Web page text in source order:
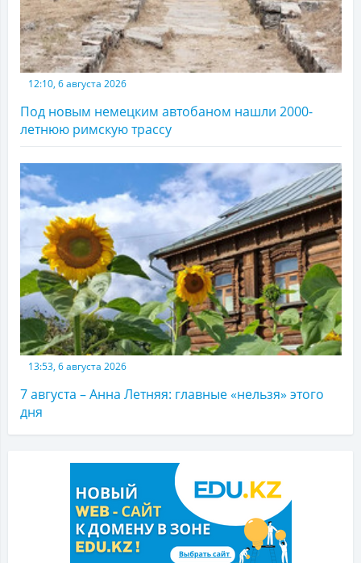
12:10, 6 августа 2026
Под новым немецким автобаном нашли 2000-
летнюю римскую трассу
13:53, 6 августа 2026
7 августа – Анна Летняя: главные «нельзя» этого
дня